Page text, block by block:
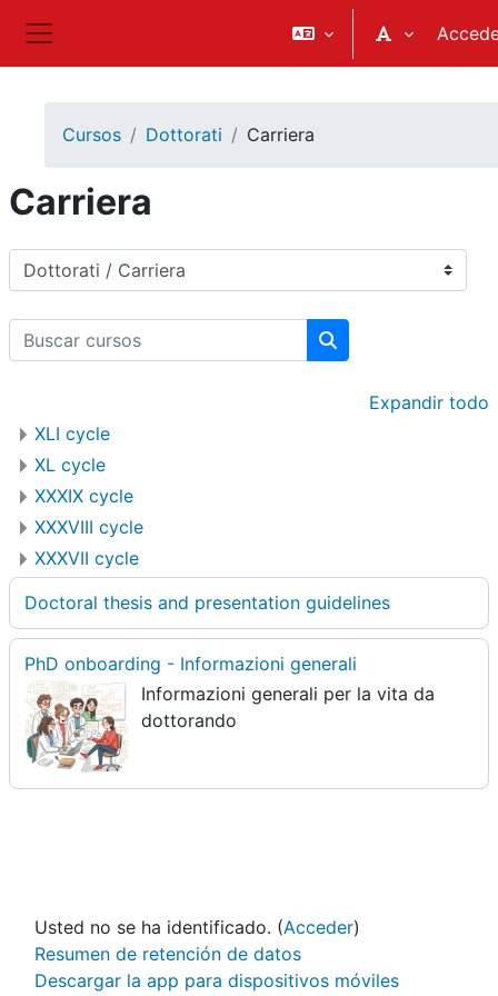
Panel lateral
Cursos Dottorati Carriera
Carriera
Categorías
Buscar cursos
Buscar cursos
Expandir todo
XLI cycle
XL cycle
XXXIX cycle
XXXVIII cycle
XXXVII cycle
Doctoral thesis and presentation guidelines
PhD onboarding - Informazioni generali
Informazioni generali per la vita da
dottorando
Usted no se ha identificado. (Acceder)
Resumen de retención de datos
Descargar la app para dispositivos móviles